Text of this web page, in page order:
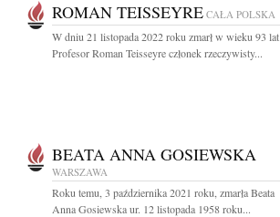
ROMAN TEISSEYRE CAŁA POLSKA
W dniu 21 listopada 2022 roku zmarł w wieku 93 lat
Profesor Roman Teisseyre członek rzeczywisty...
BEATA ANNA GOSIEWSKA
WARSZAWA
Roku temu, 3 października 2021 roku, zmarła Beata
Anna Gosiewska ur. 12 listopada 1958 roku...